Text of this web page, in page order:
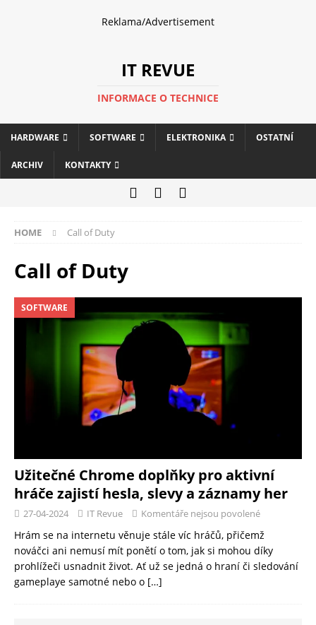
Reklama/Advertisement
IT REVUE
INFORMACE O TECHNICE
HARDWARE SOFTWARE ELEKTRONIKA OSTATNÍ
ARCHIV KONTAKTY
HOME Call of Duty
Call of Duty
SOFTWARE
Užitečné Chrome doplňky pro aktivní
hráče zajistí hesla, slevy a záznamy her
27-04-2024 IT Revue Komentáře nejsou povolené
Hrám se na internetu věnuje stále víc hráčů, přičemž
nováčci ani nemusí mít ponětí o tom, jak si mohou díky
prohlížeči usnadnit život. Ať už se jedná o hraní či sledování
gameplaye samotné nebo o […]